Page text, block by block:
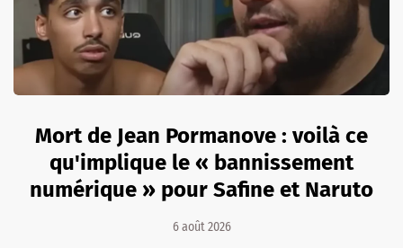
Mort de Jean Pormanove : voilà ce
qu'implique le « bannissement
numérique » pour Safine et Naruto
6 août 2026